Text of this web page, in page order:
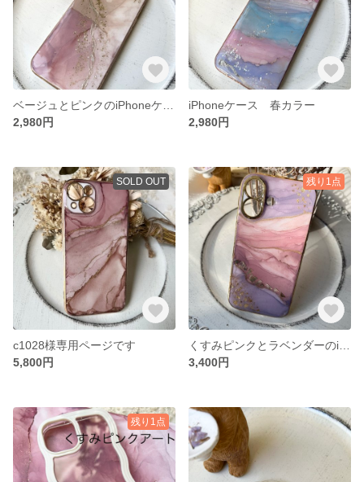
2,980円
iPhoneケース 春カラー
2,980円
SOLD OUT
c1028様専用ページです
5,800円
残り1点
3,400円
残り1点